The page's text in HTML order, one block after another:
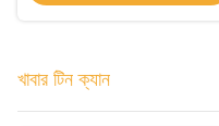
খাবার টিন ক্যান